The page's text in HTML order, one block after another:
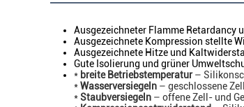
Ausgezeichneter Flamme Retardancy
Ausgezeichnete Kompression stellte
Ausgezeichnete Hitze und
Gute Isolierung und grüner
* breite Betriebstemperatur –
*Wasserversiegeln – geschlossene
*Staubversiegeln – offene Zell- und